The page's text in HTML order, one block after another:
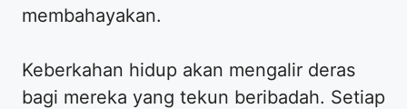
membahayakan.
Keberkahan hidup akan mengalir deras
bagi mereka yang tekun beribadah. Setiap